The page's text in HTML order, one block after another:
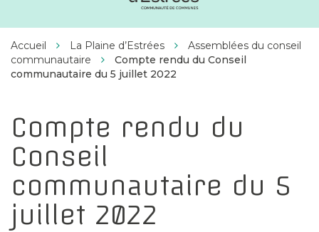
compte
Facebook
compte
Twitter
compte
Instagram
Linkedin
Plaine
d'Estrées
Accueil La Plaine d’Estrées
Assemblées du conseil
communautaire
Compte rendu du Conseil
communautaire du 5 juillet 2022
Compte rendu du
Conseil
communautaire du 5
juillet 2022